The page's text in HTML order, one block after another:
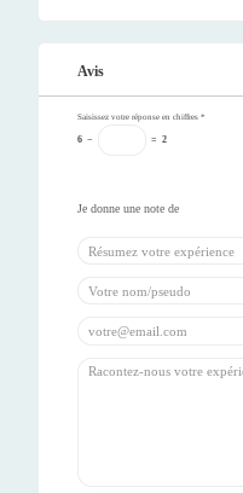
Avis
Saisissez votre réponse en chiffres *
6 − = 2